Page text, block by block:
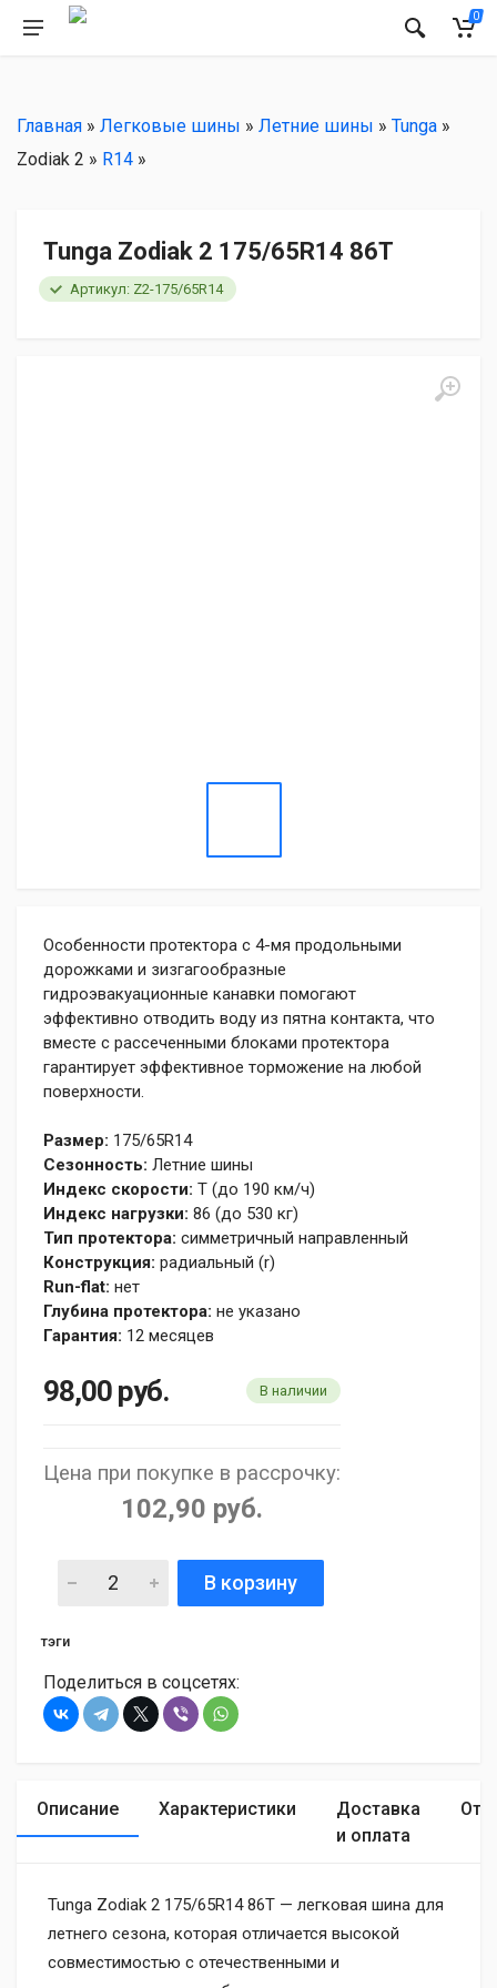
0
Главная » Легковые шины » Летние шины » Tunga »
Zodiak 2 » R14 »
Tunga Zodiak 2 175/65R14 86T
Артикул: Z2-175/65R14
Особенности протектора с 4-мя продольными
дорожками и зизгагообразные
гидроэвакуационные канавки помогают
эффективно отводить воду из пятна контакта, что
вместе с рассеченными блоками протектора
гарантирует эффективное торможение на любой
поверхности.
Размер: 175/65R14
Сезонность: Летние шины
Индекс скорости: T (до 190 км/ч)
Индекс нагрузки: 86 (до 530 кг)
Тип протектора: симметричный направленный
Конструкция: радиальный (r)
Run-flat: нет
Глубина протектора: не указано
Гарантия: 12 месяцев
98,00руб. В наличии
Цена при покупке в рассрочку:
102,90 руб.
В корзину
тэги
Поделиться в соцсетях:
Описание Характеристики
Доставка
и оплата
Tunga Zodiak 2 175/65R14 86T — легковая шина для
летнего сезона, которая отличается высокой
совместимостью с отечественными и